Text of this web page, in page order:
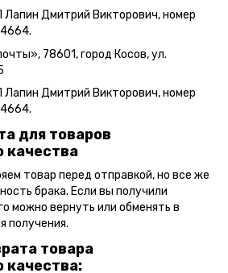
Лапин Дмитрий Викторович, номер
», 78601, город Косов, ул.
Дмитрий Викторович, номер
для товаров
качества
товар перед отправкой, но все же
брака. Если вы получили
можно вернуть или обменять в
получения.
товара